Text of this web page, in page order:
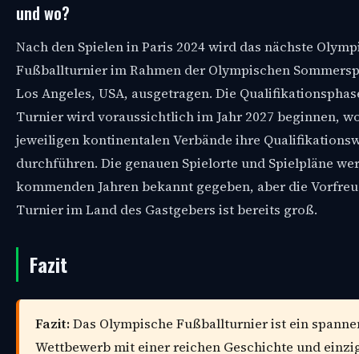
und wo?
Nach den Spielen in Paris 2024 wird das nächste
Fußballturnier im Rahmen der Olympischen
Los Angeles, USA, ausgetragen. Die
Turnier wird voraussichtlich im Jahr 2027 beginnen,
jeweiligen kontinentalen Verbände ihre
durchführen. Die genauen Spielorte und Spielpläne
kommenden Jahren bekannt gegeben, aber die
Turnier im Land des Gastgebers ist bereits groß.
Fazit
Fazit:Das Olympische Fußballturnier ist ein
Wettbewerb mit einer reichen Geschichte und